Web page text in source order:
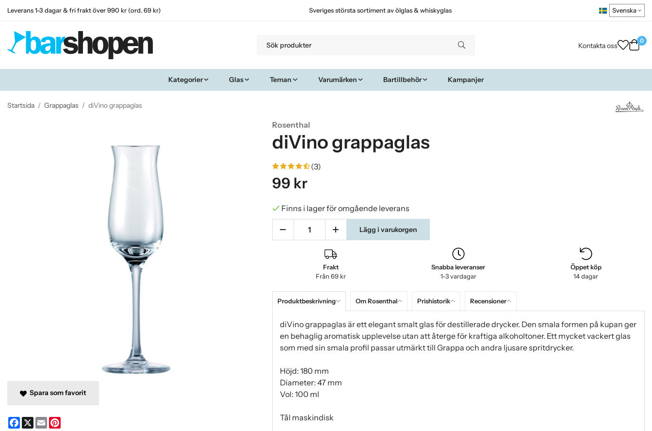
Leverans 1-3 dagar & fri frakt över 990 kr (ord. 69 kr) Sveriges största sortiment av ölglas & whiskyglas
Kontakta oss
0
Kategorier Glas Teman Varumärken Bartillbehör Kampanjer
Startsida / Grappaglas / diVino grappaglas
Rosenthal
diVino grappaglas
(3)
99 kr
Finns i lager för omgående leverans
Lägg i varukorgen
Frakt
Från 69 kr
Snabba leveranser
1-3 vardagar
Öppet köp
14 dagar
Produktbeskrivning Om Rosenthal Prishistorik Recensioner
diVino grappaglas är ett elegant smalt glas för destillerade drycker. Den smala formen på kupan ger
en behaglig aromatisk upplevelse utan att återge för kraftiga alkoholtoner. Ett mycket vackert glas
som med sin smala profil passar utmärkt till Grappa och andra ljusare spritdrycker.
Höjd: 180 mm
Diameter: 47 mm
Vol: 100 ml
Tål maskindisk
Spara som favorit
Facebook
X Email